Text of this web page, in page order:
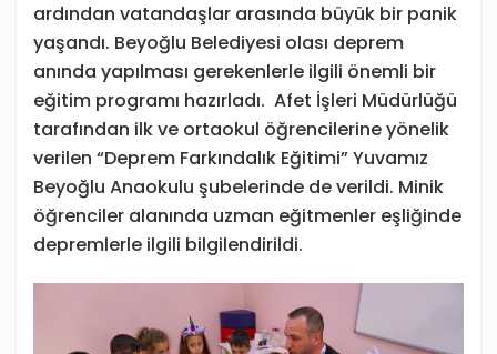
ardından vatandaşlar arasında büyük bir panik
yaşandı. Beyoğlu Belediyesi olası deprem
anında yapılması gerekenlerle ilgili önemli bir
eğitim programı hazırladı. Afet İşleri Müdürlüğü
tarafından ilk ve ortaokul öğrencilerine yönelik
verilen “Deprem Farkındalık Eğitimi” Yuvamız
Beyoğlu Anaokulu şubelerinde de verildi. Minik
öğrenciler alanında uzman eğitmenler eşliğinde
depremlerle ilgili bilgilendirildi.